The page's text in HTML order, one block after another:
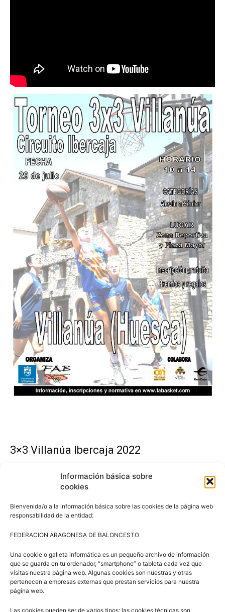
Información básica sobre
cookies
Bienvenida/o a la información básica sobre las cookies de la página web
responsabilidad de la entidad:
FEDERACION ARAGONESA DE BALONCESTO
Una cookie o galleta informática es un pequeño archivo de información
que se guarda en tu ordenador, “smartphone” o tableta cada vez que
visitas nuestra página web. Algunas cookies son nuestras y otras
pertenecen a empresas externas que prestan servicios para nuestra
página web.
Las cookies pueden ser de varios tipos: las cookies técnicas son
3×3 Villanúa Ibercaja 2022
El Torneo 3×3 Villanúa 2022 Ibercaja tuvo una gran
acogida, con la participación de 200 deportistas
residentes en Villanúa, así como de otras ciudades y
los alumnos y alumnas del Campus de Baloncesto de
Villanúa.
Los campeones de cada categoría recibieron invitaciones
para las tirolinas y el lago del Ecoparque El Juncaral de